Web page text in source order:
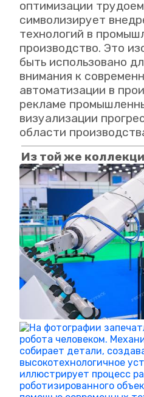
оптимизации
символизирует
технологий в
производство. Это
быть использовано
внимания к
автоматизации в
рекламе
визуализации
области
Из той же